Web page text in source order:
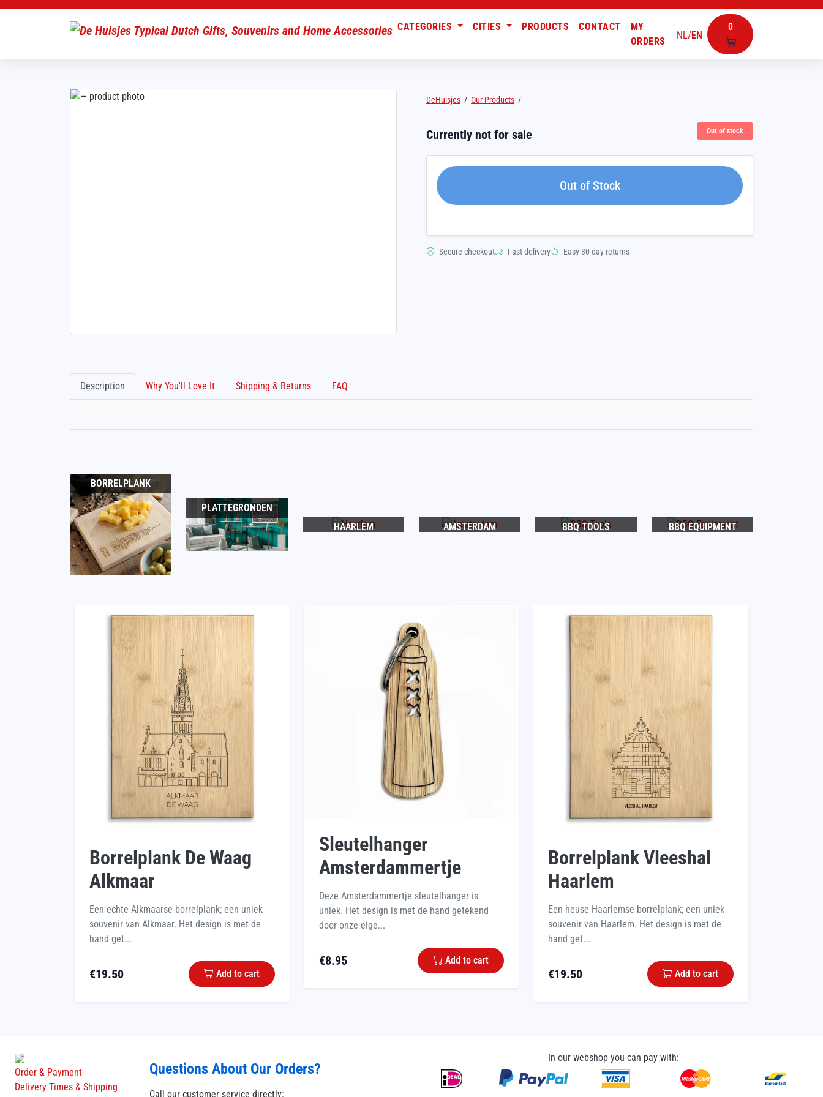
NL/EN
0
CATEGORIES CITIES PRODUCTS CONTACT
MY
ORDERS
DeHuisjes / Our Products /
Currently not for sale Out of stock
Out of Stock
Secure checkout Fast delivery Easy 30-day returns
Description Why You'll Love It Shipping & Returns FAQ
BORRELPLANK
PLATTEGRONDEN
HAARLEM
AMSTERDAM BBQ TOOLS BBQ EQUIPMENT
Borrelplank De Waag
Alkmaar
Een echte Alkmaarse borrelplank; een uniek
souvenir van Alkmaar. Het design is met de
hand get...
€19.50 Add to cart
Sleutelhanger
Amsterdammertje
Deze Amsterdammertje sleutelhanger is
uniek. Het design is met de hand getekend
door onze eige...
€8.95 Add to cart
Borrelplank Vleeshal
Haarlem
Een heuse Haarlemse borrelplank; een uniek
souvenir van Haarlem. Het design is met de
hand get...
€19.50 Add to cart
Order & Payment
Delivery Times & Shipping
Questions About Our Orders?
Call our customer service directly:
In our webshop you can pay with: